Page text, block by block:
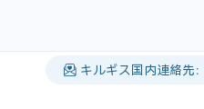
キルギス国内連絡先